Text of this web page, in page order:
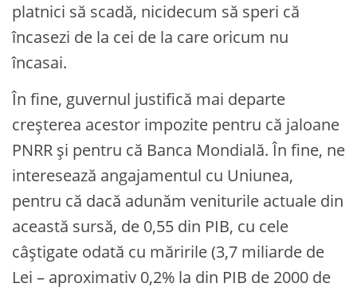
platnici să scadă, nicidecum să speri că
încasezi de la cei de la care oricum nu
încasai.
În fine, guvernul justifică mai departe
creșterea acestor impozite pentru că jaloane
PNRR și pentru că Banca Mondială. În fine, ne
interesează angajamentul cu Uniunea,
pentru că dacă adunăm veniturile actuale din
această sursă, de 0,55 din PIB, cu cele
câștigate odată cu măririle (3,7 miliarde de
Lei – aproximativ 0,2% la din PIB de 2000 de